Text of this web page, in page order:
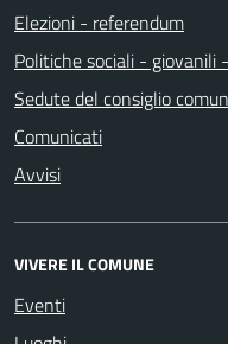
Elezioni - referendum
Politiche sociali - giovanili
Sedute del consiglio
Comunicati
Avvisi
VIVERE IL COMUNE
Eventi